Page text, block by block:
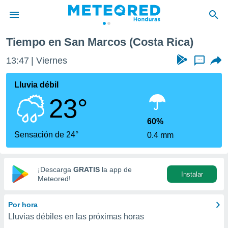
de
ha sido
para
que se
calidad.
a este
las
y
digital
basada
Tiempo en San Marcos (Costa Rica)
13:47 Viernes ...
Lluvia débil
23°
Sensación de 24°
60%
0.4 mm
¡Descarga GRATIS la app de
Meteored!
Instalar
Por hora
Lluvias débiles en las próximas horas